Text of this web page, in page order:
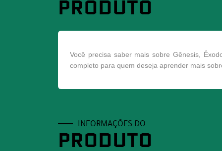
PRODUTO
Você precisa saber mais sobre Gênesis,
completo para quem deseja aprender mais
INFORMAÇÕES DO
PRODUTO